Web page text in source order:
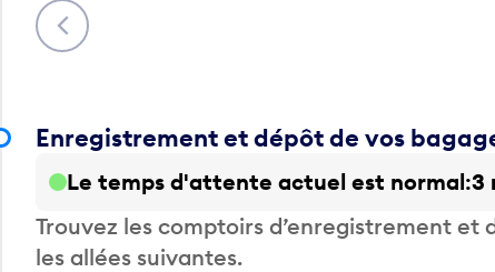
Précédent
Enregistrement et dépôt de vos
Le temps d'attente actuel est normal 3
Trouvez les comptoirs d’enregistrement
les allées suivantes.